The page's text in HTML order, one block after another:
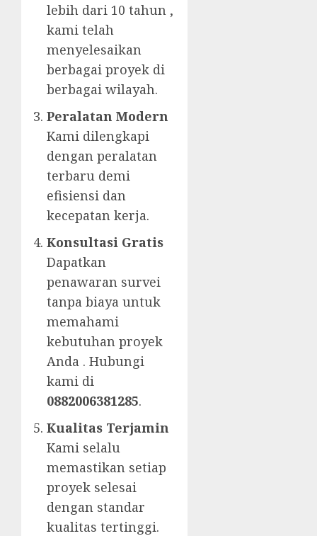
lebih dari 10 tahun ,
kami telah
menyelesaikan
berbagai proyek di
berbagai wilayah.
Peralatan Modern
Kami dilengkapi
dengan peralatan
terbaru demi
efisiensi dan
kecepatan kerja.
Konsultasi Gratis
Dapatkan
penawaran survei
tanpa biaya untuk
memahami
kebutuhan proyek
Anda . Hubungi
kami di
0882006381285.
Kualitas Terjamin
Kami selalu
memastikan setiap
proyek selesai
dengan standar
kualitas tertinggi.